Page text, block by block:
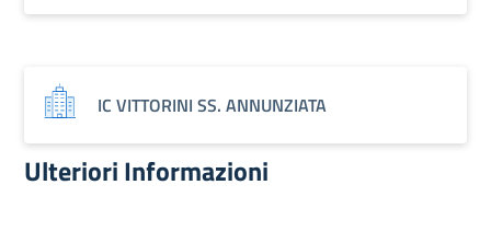
IC VITTORINI SS. ANNUNZIATA
Ulteriori Informazioni